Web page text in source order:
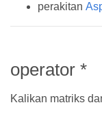
perakitan
operator *
Kalikan matriks